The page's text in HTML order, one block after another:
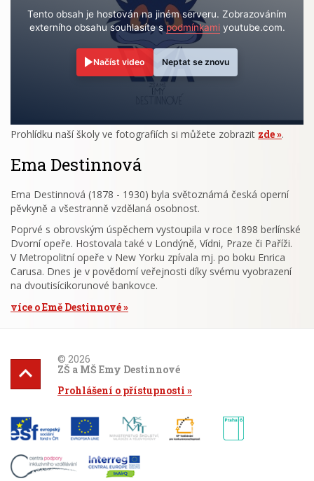
Tento obsah je hostován na jiném serveru. Zobrazováním
externího obsahu souhlasíte spodmínkamiyoutube.com.
Načíst video Neptat se znovu
Prohlídku naší školy ve fotografiích si můžete zobrazit zde .
Ema Destinnová
Ema Destinnová (1878 - 1930) byla světoznámá česká operní
pěvkyně a všestranně vzdělaná osobnost.
Poprvé s obrovským úspěchem vystoupila v roce 1898 berlínské
Dvorní opeře. Hostovala také v Londýně, Vídni, Praze či Paříži.
V Metropolitní opeře v New Yorku zpívala mj. po boku Enrica
Carusa. Dnes je v povědomí veřejnosti díky svému vyobrazení
na dvoutisícikorunové bankovce.
více o Emě Destinnové
© 2026
ZŠ a MŠ Emy Destinnové
Prohlášení o přístupnosti